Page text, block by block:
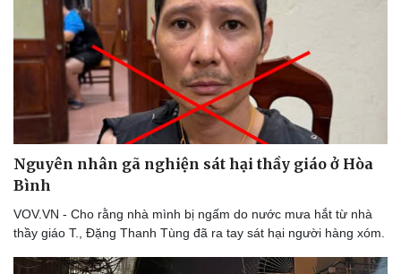
Nguyên nhân gã nghiện sát hại thầy giáo ở Hòa
Bình
VOV.VN - Cho rằng nhà mình bị ngấm do nước mưa hắt từ nhà
thầy giáo T., Đặng Thanh Tùng đã ra tay sát hại người hàng xóm.